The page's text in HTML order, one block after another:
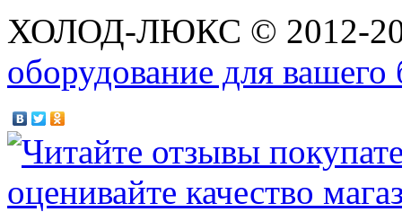
ХОЛОД-ЛЮКС © 2012-
оборудование для вашего